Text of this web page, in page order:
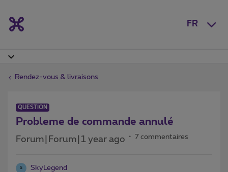
FR
Rendez-vous & livraisons
QUESTION
Probleme de commande annulé
Forum|Forum|1 year ago 7 commentaires
S SkyLegend